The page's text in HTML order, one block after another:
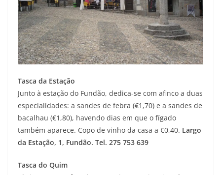
Tasca da Estação
Junto à estação do Fundão, dedica-se com afinco a duas
especialidades: a sandes de febra (€1,70) e a sandes de
bacalhau (€1,80), havendo dias em que o fígado
também aparece. Copo de vinho da casa a €0,40. Largo
da Estação, 1, Fundão. Tel. 275 753 639
Tasca do Quim